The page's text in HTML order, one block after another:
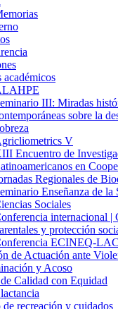
académicos
III: Miradas
sobre la
V
Encuentro de
en
Regionales de
Enseñanza de la
Sociales
internacional |
y protección
ECINEQ-
de Actuación ante
y Acoso
Calidad con Equidad
de recreación y cuidados